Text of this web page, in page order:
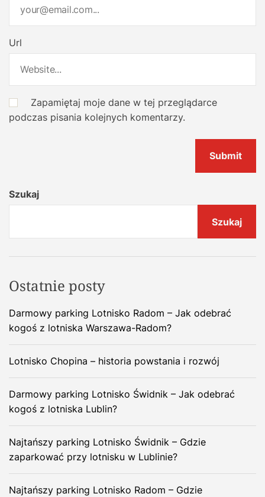
Url
Zapamiętaj moje dane w tej przeglądarce
podczas pisania kolejnych komentarzy.
Szukaj
Szukaj
Ostatnie posty
Darmowy parking Lotnisko Radom – Jak odebrać
kogoś z lotniska Warszawa-Radom?
Lotnisko Chopina – historia powstania i rozwój
Darmowy parking Lotnisko Świdnik – Jak odebrać
kogoś z lotniska Lublin?
Najtańszy parking Lotnisko Świdnik – Gdzie
zaparkować przy lotnisku w Lublinie?
Najtańszy parking Lotnisko Radom – Gdzie